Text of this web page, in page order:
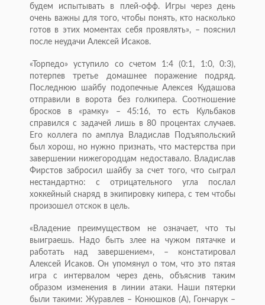
будем испытывать в плей-офф. Игры через день
очень важны для того, чтобы понять, кто насколько
готов в этих моментах себя проявлять», – пояснил
после неудачи Алексей Исаков.
«Торпедо» уступило со счетом 1:4 (0:1, 1:0, 0:3),
потерпев третье домашнее поражение подряд.
Последнюю шайбу подопечные Алексея Кудашова
отправили в ворота без голкипера. Соотношение
бросков в «рамку» – 45:16, то есть Кульбаков
справился с задачей лишь в 80 процентах случаев.
Его коллега по амплуа Владислав Подъяпольский
был хорош, но нужно признать, что мастерства при
завершении нижегородцам недоставало. Владислав
Фирстов забросил шайбу за счет того, что сыграл
нестандартно: с отрицательного угла послал
хоккейный снаряд в экипировку кипера, с тем чтобы
произошел отскок в цель.
«Владение преимуществом не означает, что ты
выиграешь. Надо быть злее на чужом пятачке и
работать над завершением», – констатировал
Алексей Исаков. Он упомянул о том, что это пятая
игра с интервалом через день, объяснив таким
образом изменения в линии атаки. Наши пятерки
были такими: Журавлев – Конюшков (А), Гончарук –